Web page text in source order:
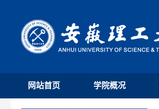
网站首页 学院概况